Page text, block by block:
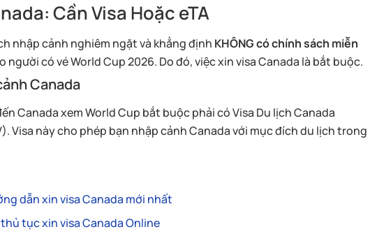
Cần Visa Hoặc eTA
nhập cảnh nghiêm ngặt và khẳng định KHÔNG có chính sách miễn
người có vé World Cup 2026. Do đó, việc xin visa Canada là bắt buộc.
Canada
Canada xem World Cup bắt buộc phải có Visa Du lịch Canada
Visa này cho phép bạn nhập cảnh Canada với mục đích du lịch trong
dẫn xin visa Canada mới nhất
tục xin visa Canada Online